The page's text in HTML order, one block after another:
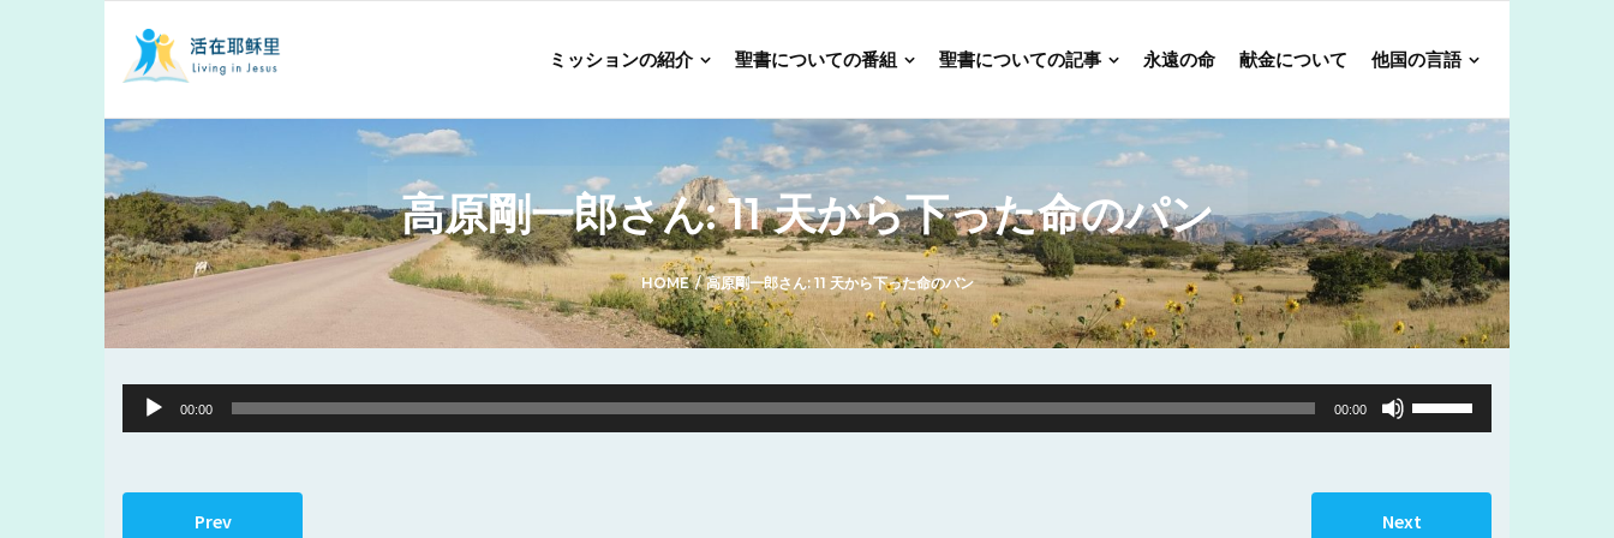
ミッションの紹介 聖書についての番組 聖書についての記事 永遠の命 献金について 他国の言語
高原剛一郎さん: 11 天から下った命のパン
HOME/高原剛一郎さん: 11 天から下った命のパン
Audio
Player
00:00 00:00
Use
Up/Down
to
Prev Next